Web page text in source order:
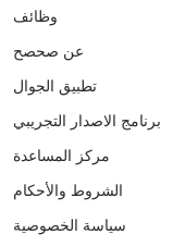
وظائف
عن صحصح
تطبيق الجوال
برنامج الاصدار التجريبي
مركز المساعدة
الشروط والأحكام
سياسة الخصوصية